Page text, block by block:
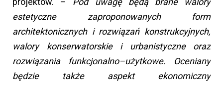
estetyczne zaproponowanych form
architektonicznych i rozwiązań konstrukcyjnych,
walory konserwatorskie i urbanistyczne oraz
rozwiązania funkcjonalno–użytkowe. Oceniany
będzie także aspekt ekonomiczny